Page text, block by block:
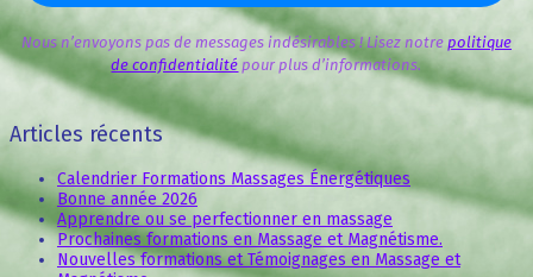
Nous n’envoyons pas de messages indésirables ! Lisez notre politique
de confidentialité pour plus d’informations.
Articles récents
Calendrier Formations Massages Énergétiques
Bonne année 2026
Apprendre ou se perfectionner en massage
Prochaines formations en Massage et Magnétisme.
Nouvelles formations et Témoignages en Massage et